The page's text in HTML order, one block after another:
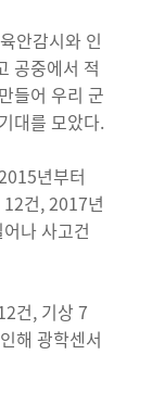
안감시와 인
공중에서 적
들어 우리 군
대를 모았다.
년부터
건, 2017년
나 사고건
건, 기상 7
해 광학센서